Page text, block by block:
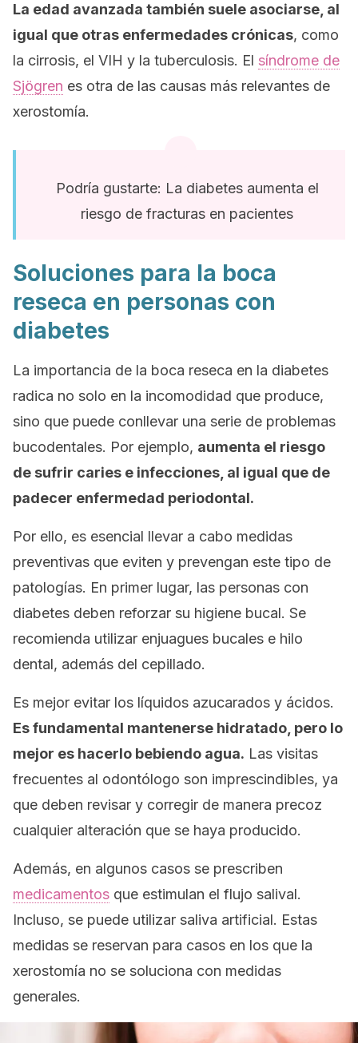
La edad avanzada también suele asociarse, al
igual que otras enfermedades crónicas, como
la cirrosis, el VIH y la tuberculosis. El síndrome de
Sjögren es otra de las causas más relevantes de
xerostomía.
Podría gustarte: La diabetes aumenta el
riesgo de fracturas en pacientes
Soluciones para la boca
reseca en personas con
diabetes
La importancia de la boca reseca en la diabetes
radica no solo en la incomodidad que produce,
sino que puede conllevar una serie de problemas
bucodentales. Por ejemplo, aumenta el riesgo
de sufrir caries e infecciones, al igual que de
padecer enfermedad periodontal.
Por ello, es esencial llevar a cabo medidas
preventivas que eviten y prevengan este tipo de
patologías. En primer lugar, las personas con
diabetes deben reforzar su higiene bucal. Se
recomienda utilizar enjuagues bucales e hilo
dental, además del cepillado.
Es mejor evitar los líquidos azucarados y ácidos.
Es fundamental mantenerse hidratado, pero lo
mejor es hacerlo bebiendo agua. Las visitas
frecuentes al odontólogo son imprescindibles, ya
que deben revisar y corregir de manera precoz
cualquier alteración que se haya producido.
Además, en algunos casos se prescriben
medicamentos que estimulan el flujo salival.
Incluso, se puede utilizar saliva artificial. Estas
medidas se reservan para casos en los que la
xerostomía no se soluciona con medidas
generales.